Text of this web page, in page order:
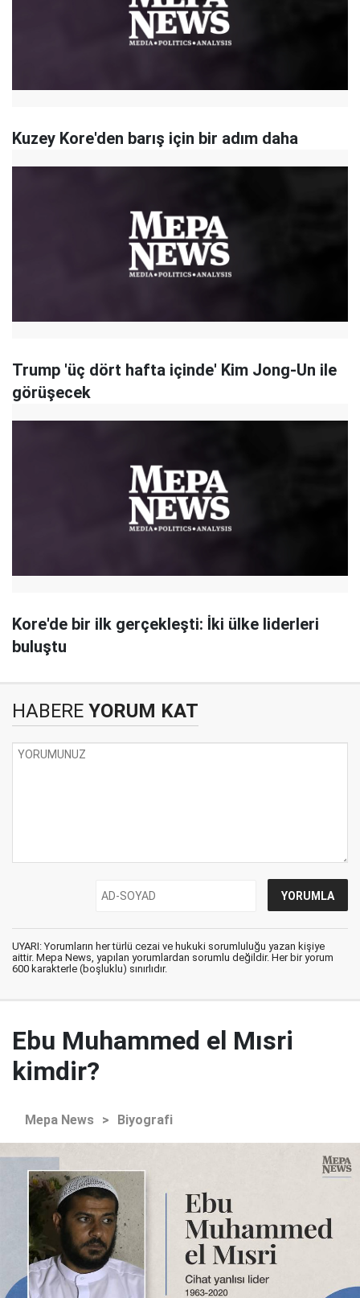
Kuzey Kore'den barış için bir adım daha
Trump 'üç dört hafta içinde' Kim Jong-Un ile
görüşecek
Kore'de bir ilk gerçekleşti: İki ülke liderleri
buluştu
HABERE YORUM KAT
UYARI: Yorumların her türlü cezai ve hukuki sorumluluğu yazan kişiye
aittir. Mepa News, yapılan yorumlardan sorumlu değildir. Her bir yorum
600 karakterle (boşluklu) sınırlıdır.
Ebu Muhammed el Mısri
kimdir?
Mepa News > Biyografi